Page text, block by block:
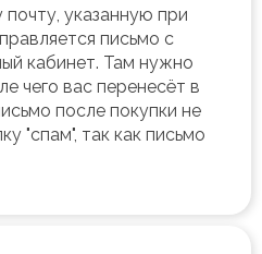
указанную при
письмо с
кабинет. Там нужно
чего вас перенесёт в
после покупки не
"спам", так как письмо